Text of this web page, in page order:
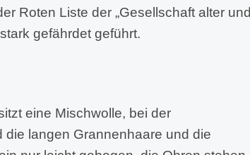
Roten Liste der „Gesellschaft alter und
gefährdet geführt.
eine Mischwolle, bei der
langen Grannenhaare und die